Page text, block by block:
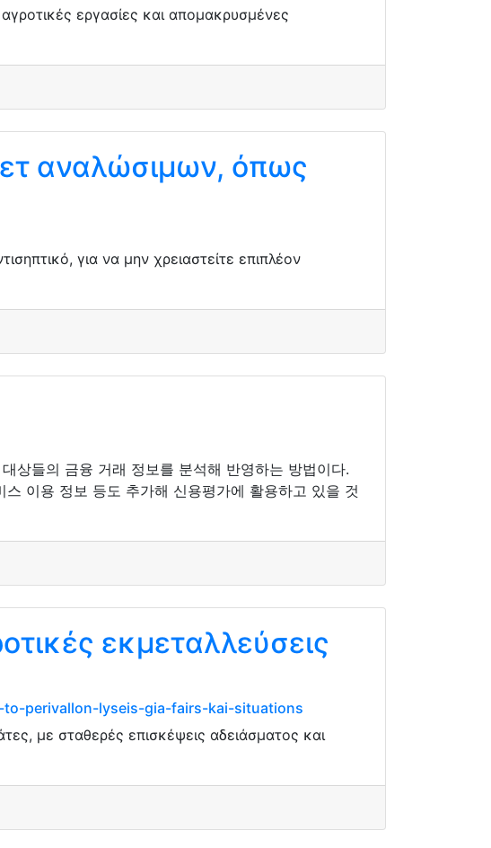
εργασίες και απομακρυσμένες
αναλώσιμων, όπως
για να μην χρειαστείτε επιπλέον
상들의 금융 거래 정보를 분석해 반영하는 방법이다.
이용 정보 등도 추가해 신용평가에 활용하고 있을 것
εκμεταλλεύσεις
perivallon-lyseis-gia-fairs-kai-situations
με σταθερές επισκέψεις αδειάσματος και